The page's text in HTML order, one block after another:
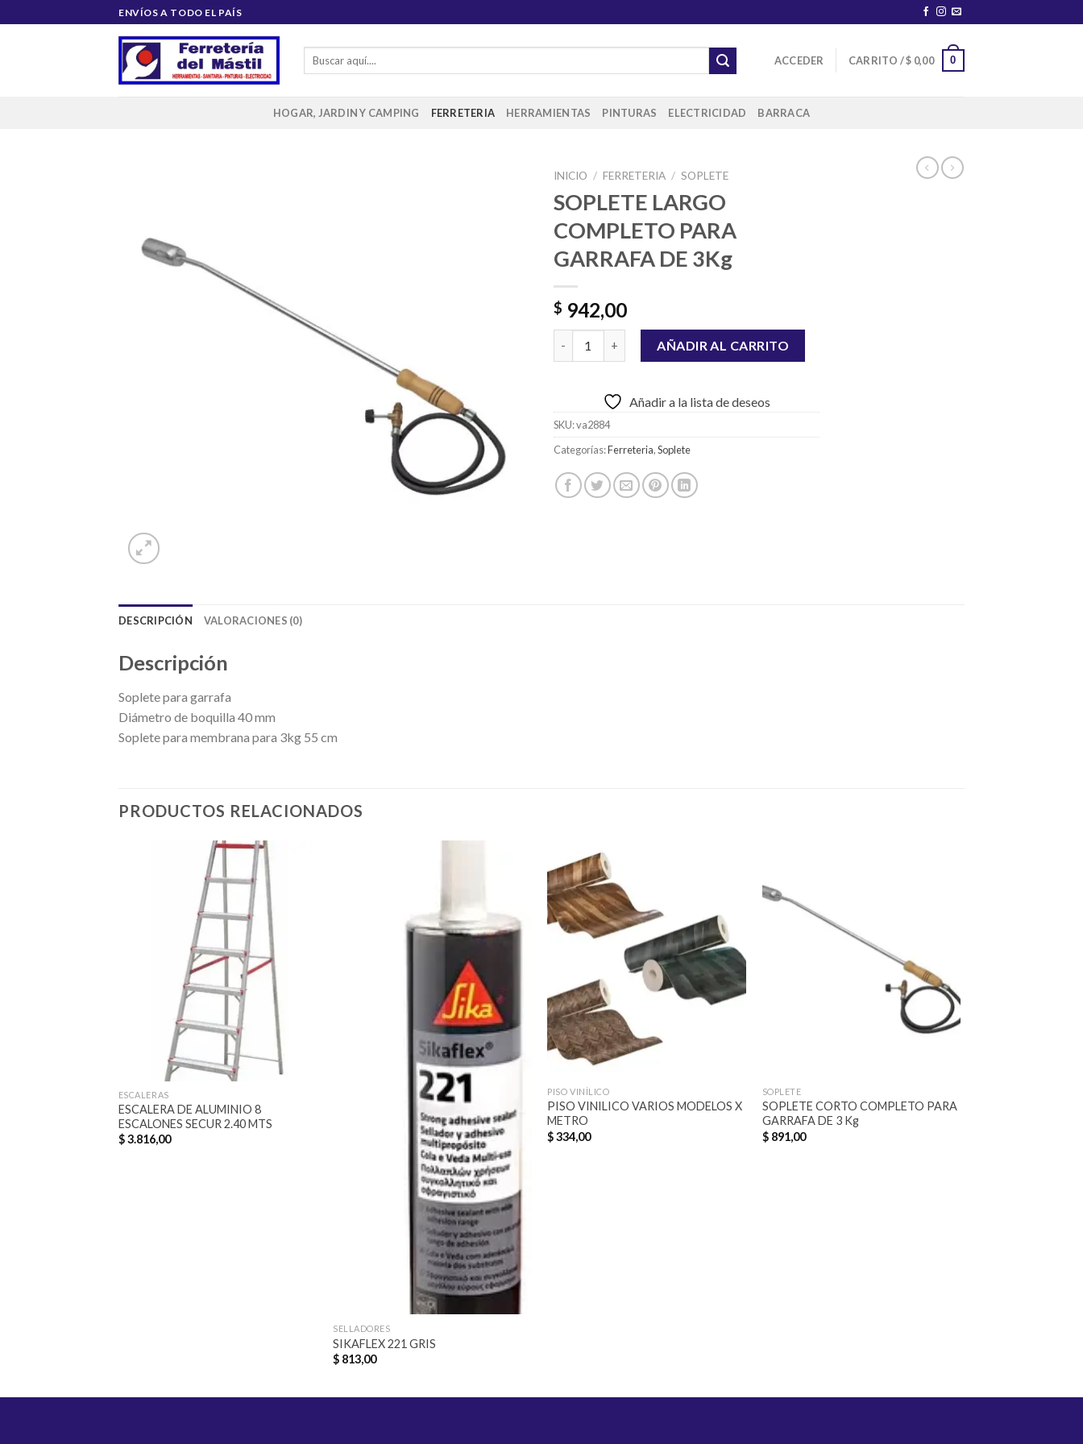
al
ENVÍOS A TODO EL PAÍS
Buscar
ACCEDER CARRITO /$ 0,00 0
HOGAR, JARDIN Y CAMPING FERRETERIA HERRAMIENTAS PINTURAS ELECTRICIDAD BARRACA
INICIO / FERRETERIA / SOPLETE
SOPLETE LARGO
COMPLETO PARA
GARRAFA DE 3Kg
$ 942,00
SOPLETE LARGO COMPLETO PARA GARRAFA DE 3Kg cantidad
AÑADIR AL CARRITO
Añadir a la lista de deseos
SKU:va2884
Categorías:Ferreteria,Soplete
DESCRIPCIÓN VALORACIONES (0)
Descripción
Soplete para garrafa
Diámetro de boquilla 40 mm
Soplete para membrana para 3kg 55 cm
PRODUCTOS RELACIONADOS
deseos
ESCALERAS
ESCALERA DE ALUMINIO 8
ESCALONES SECUR 2.40 MTS
$3.816,00
Añadir
a la
lista de
SELLADORES
SIKAFLEX 221 GRIS
$ 813,00
Añadir
a la
lista de
deseos
PISO VINÍLICO
PISO VINILICO VARIOS MODELOS X
METRO
$334,00
SOPLETE
SOPLETE CORTO COMPLETO PARA
GARRAFA DE 3 Kg
$891,00